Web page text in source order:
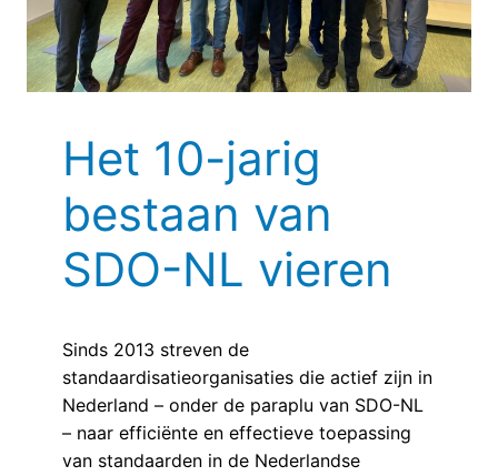
Het 10-jarig
bestaan van
SDO-NL vieren
Sinds 2013 streven de
standaardisatieorganisaties die actief zijn in
Nederland – onder de paraplu van SDO-NL
– naar efficiënte en effectieve toepassing
van standaarden in de Nederlandse